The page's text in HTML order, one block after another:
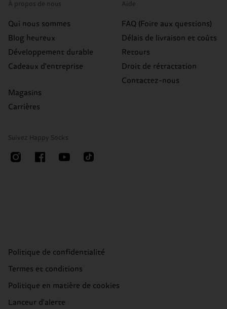
À propos de nous
Qui nous sommes
Blog heureux
Développement durable
Cadeaux d'entreprise
Magasins
Carrières
Aide
FAQ (Foire aux questions)
Délais de livraison et coûts
Retours
Droit de rétractation
Contactez-nous
Suivez Happy Socks
Politique de confidentialité
Termes et conditions
Politique en matière de cookies
Lanceur d'alerte